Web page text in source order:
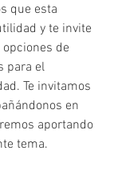
que esta
y te invite
de
para el
Te invitamos
en
aportando
tema.